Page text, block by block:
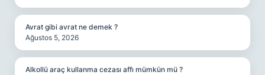
Avrat gibi avrat ne demek ?
Ağustos 5, 2026
Alkollü araç kullanma cezası affı mümkün mü ?